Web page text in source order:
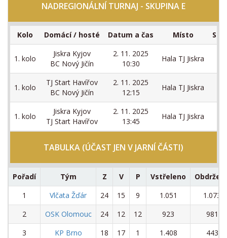
NADREGIONÁLNÍ TURNAJ - SKUPINA E
Kolo Domácí / hosté Datum a čas Místo
1. kolo
Jiskra Kyjov
BC Nový Jičín
2. 11. 2025
10:30
Hala TJ Jiskra
1. kolo
TJ Start Havířov
BC Nový Jičín
2. 11. 2025
12:15
Hala TJ Jiskra
1. kolo
Jiskra Kyjov
TJ Start Havířov
2. 11. 2025
13:45
Hala TJ Jiskra
TABULKA (ÚČAST JEN V JARNÍ ČÁSTI)
Pořadí Tým Z V P Vstřeleno
1
Vlčata Žďár 24 15 9 1.051
1.073
2
OSK Olomouc 24 12 12 923
981
3
KP Brno 18 17 1 1.408
443